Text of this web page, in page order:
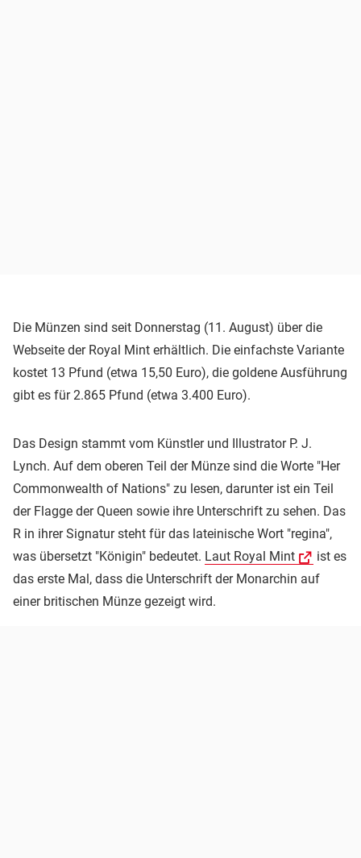
Die Münzen sind seit Donnerstag (11. August) über die
Webseite der Royal Mint erhältlich. Die einfachste Variante
kostet 13 Pfund (etwa 15,50 Euro), die goldene Ausführung
gibt es für 2.865 Pfund (etwa 3.400 Euro).
Das Design stammt vom Künstler und Illustrator P. J.
Lynch. Auf dem oberen Teil der Münze sind die Worte "Her
Commonwealth of Nations" zu lesen, darunter ist ein Teil
der Flagge der Queen sowie ihre Unterschrift zu sehen. Das
R in ihrer Signatur steht für das lateinische Wort "regina",
was übersetzt "Königin" bedeutet. Laut Royal Mint
ist es
das erste Mal, dass die Unterschrift der Monarchin auf
einer britischen Münze gezeigt wird.